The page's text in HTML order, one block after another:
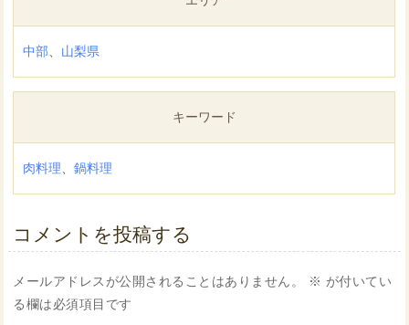
中部、 山梨県
キーワード
肉料理、鍋料理
コメントを投稿する
メールアドレスが公開されることはありません。 ※ が付いてい
る欄は必須項目です